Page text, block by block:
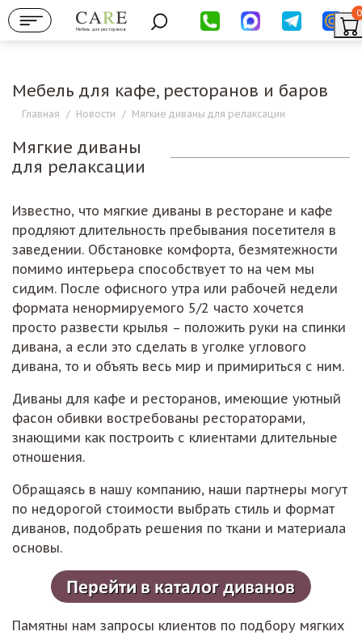
Мебель для ресторанов
0
Мебель для кафе, ресторанов и баров
Главная / Новости / Мягкие диваны для релаксации
Мягкие диваны
для релаксации
Известно, что мягкие диваны в ресторане и кафе
продляют длительность пребывания посетителя в
заведении. Обстановке комфорта, безмятежности
помимо интерьера способствует то на чем мы
сидим. После офисного утра или рабочей недели
формата ненормируемого 5/2 часто хочется
просто развести крылья – положить руки на спинки
дивана, а если это сделать в уголке углового
дивана, то и объять весь мир и примириться с ним.
Диваны для кафе и ресторанов, имеющие уютный
фасон обивки востребованы рестораторами,
знающими как построить с клиентами длительные
отношения.
Обращаясь в нашу компанию, наши партнеры могут
по недорогой стоимости выбрать стиль и формат
диванов, подобрать решения по ткани и материала
основы.
Памятны нам запросы клиентов по подбору мягких